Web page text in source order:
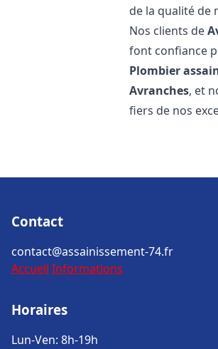
de la qualité de
Nos clients de
font confiance
Plombier
Avranches, et
fiers de nos
Contact
contact@assainissement-74.fr
Accueil Informations
Horaires
Lun-Ven: 8h-19h